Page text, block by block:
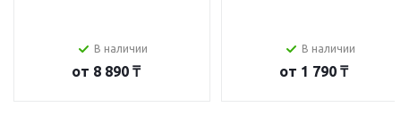
В наличии
от 8 890 ₸
В наличии
от 1 790 ₸